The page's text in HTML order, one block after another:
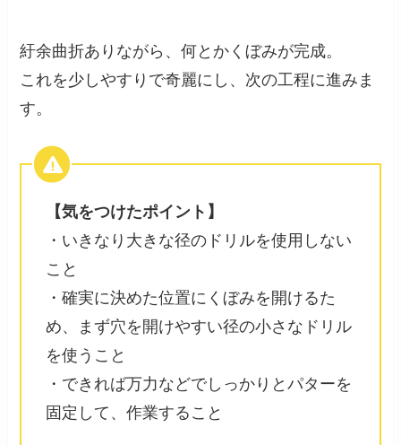
紆余曲折ありながら、何とかくぼみが完成。
これを少しやすりで奇麗にし、次の工程に進みま
す。
【気をつけたポイント】
・いきなり大きな径のドリルを使用しない
こと
・確実に決めた位置にくぼみを開けるた
め、まず穴を開けやすい径の小さなドリル
を使うこと
・できれば万力などでしっかりとパターを
固定して、作業すること